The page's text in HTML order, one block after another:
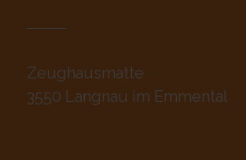
Zeughausmatte
3550 Langnau im Emmental